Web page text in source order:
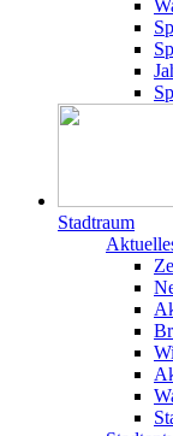
Stadtraum